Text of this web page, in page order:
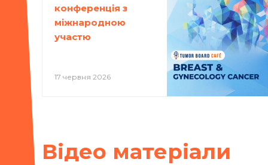
конференція з
міжнародною
участю
17 червня 2026
Вiдео матерiали